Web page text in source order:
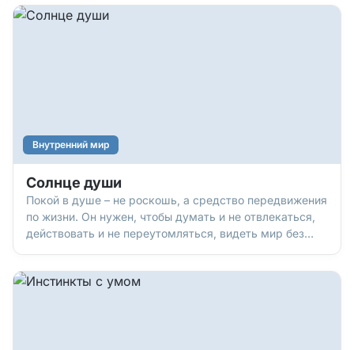
Внутренний мир
Солнце души
Покой в душе – не роскошь, а средство передвижения
по жизни. Он нужен, чтобы думать и не отвлекаться,
действовать и не переутомляться, видеть мир без
события только и делают, что выбивают нас из колеи.